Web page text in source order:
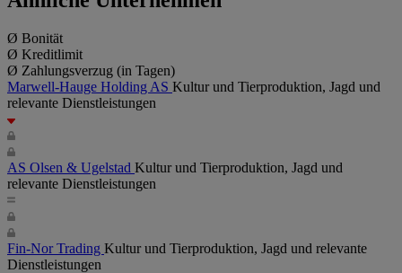
Ø Bonität
Ø Kreditlimit
Ø Zahlungsverzug (in Tagen)
Marwell-Hauge Holding AS Kultur und Tierproduktion, Jagd und
relevante Dienstleistungen
AS Olsen & Ugelstad Kultur und Tierproduktion, Jagd und
relevante Dienstleistungen
Fin-Nor Trading Kultur und Tierproduktion, Jagd und relevante
Dienstleistungen